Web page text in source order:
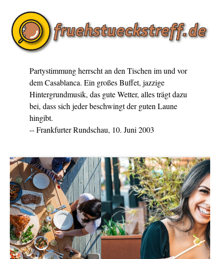
Partystimmung herrscht an den Tischen im und vor
dem Casablanca. Ein großes Buffet, jazzige
Hintergrundmusik, das gute Wetter, alles trägt dazu
bei, dass sich jeder beschwingt der guten Laune
hingibt.
-- Frankfurter Rundschau, 10. Juni 2003